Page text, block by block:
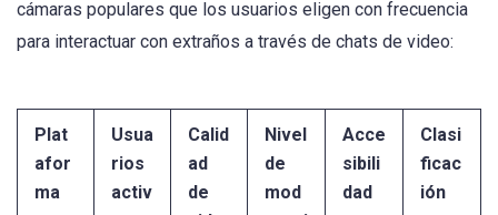
cámaras populares que los usuarios eligen con frecuencia
para interactuar con extraños a través de chats de video:
Plat
afor
ma
Usua
rios
activ
Calid
ad
de
Nivel
de
mod
Acce
sibili
dad
Clasi
ficac
ión